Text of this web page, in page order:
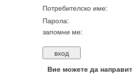
Потребителско име:
Парола:
запомни ме:
Вие можете да